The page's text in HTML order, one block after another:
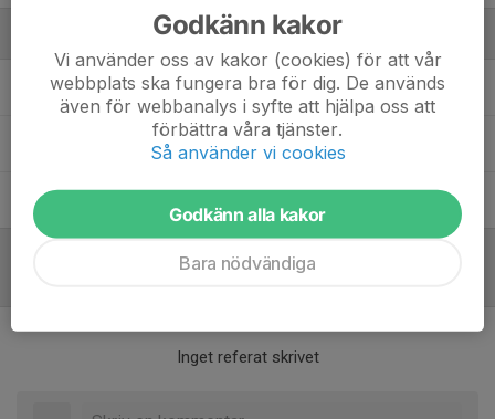
Amanda BerglundFörsäljningsansvarig
Helena StridhLagledare
Inget referat skrivet
Godkänn kakor
Vi använder oss av kakor (cookies) för att vår
webbplats ska fungera bra för dig. De används
även för webbanalys i syfte att hjälpa oss att
förbättra våra tjänster.
Så använder vi cookies
Godkänn alla kakor
Bara nödvändiga